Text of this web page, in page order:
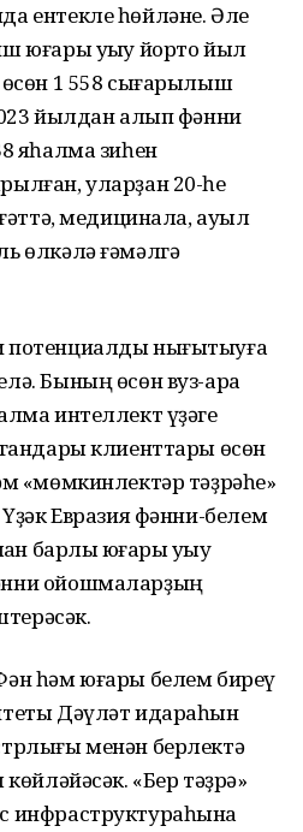
ентекле һөйләне. Әле
юғары уҡыу йорто йыл
1 558 сығарылыш
йылдан алып фәнни
яһалма зиһен
уларҙан 20-һе
медицинала, ауыл
өлкәлә ғәмәлгә
потенциалды нығытыуға
Бының өсөн вуз-ара
интеллект үҙәге
клиенттары өсөн
«мөмкинлектәр тәҙрәһе»
Евразия фәнни-белем
барлыҡ юғары уҡыу
ойошмаларҙың
һәм юғары белем биреү
Дәүләт идараһын
менән берлектә
«Бер тәҙрә»
инфраструктураһына